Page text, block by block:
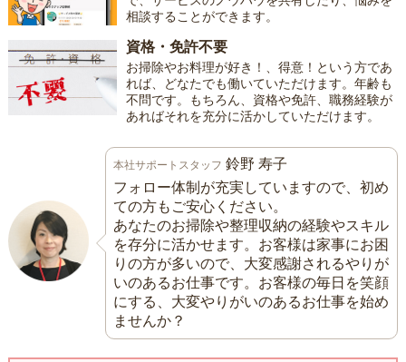
相談することができます。
資格・免許不要
お掃除やお料理が好き！、得意！という方であ
れば、どなたでも働いていただけます。年齢も
不問です。もちろん、資格や免許、職務経験が
あればそれを充分に活かしていただけます。
本社サポートスタッフ 鈴野 寿子
フォロー体制が充実していますので、初め
ての方もご安心ください。
あなたのお掃除や整理収納の経験やスキル
を存分に活かせます。お客様は家事にお困
りの方が多いので、大変感謝されるやりが
いのあるお仕事です。お客様の毎日を笑顔
にする、大変やりがいのあるお仕事を始め
ませんか？